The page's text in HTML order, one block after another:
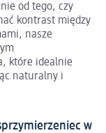
od tego, czy
kontrast między
nasze
które idealnie
naturalny i
w